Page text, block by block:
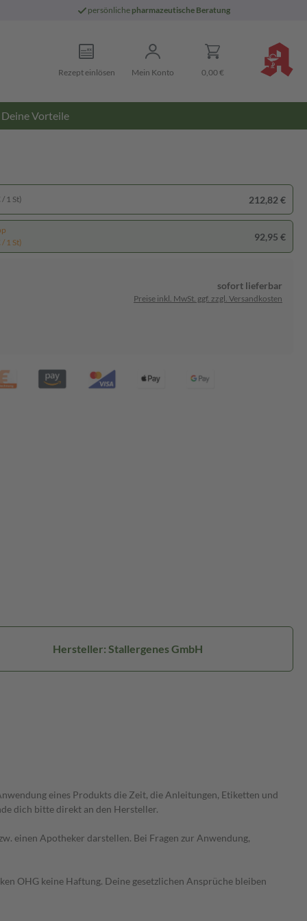
persönliche pharmazeutische Beratung
Rezept einlösen Mein Konto 0,00 €
Deine Vorteile
1 St) 212,82 €
1 St)
92,95 €
sofort lieferbar
Preise inkl. MwSt. ggf. zzgl. Versandkosten
Hersteller: Stallergenes GmbH
eines Produkts die Zeit, die Anleitungen, Etiketten und
dich bitte direkt an den Hersteller.
einen Apotheker darstellen. Bei Fragen zur Anwendung,
OHG keine Haftung. Deine gesetzlichen Ansprüche bleiben